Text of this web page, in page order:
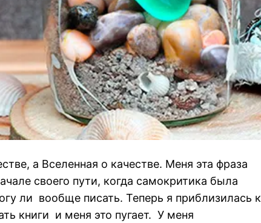
а Вселенная о качестве. Меня эта фраза
своего пути, когда самокритика была
ли вообще писать. Теперь я приблизилась к
книги и меня это пугает. У меня